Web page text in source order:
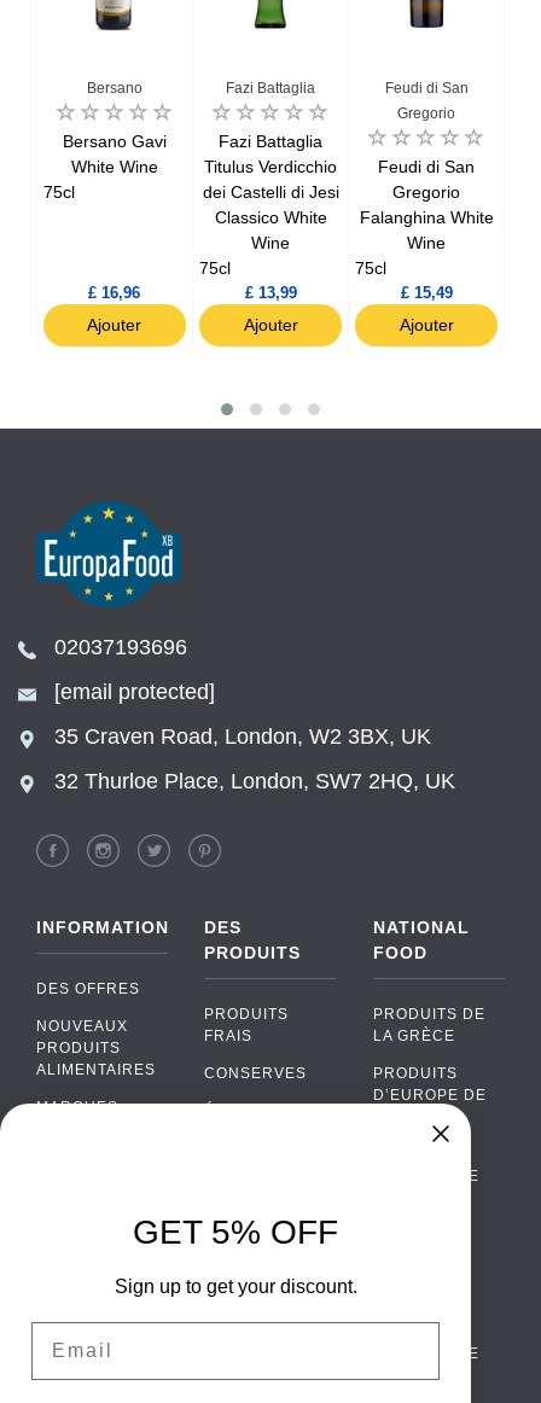
Bersano
Bersano Gavi
White Wine
75cl
£ 16,96
Ajouter
Fazi Battaglia
Fazi Battaglia
Titulus Verdicchio
dei Castelli di Jesi
Classico White
Wine
75cl
£ 13,99
Ajouter
Feudi di San
Gregorio
Feudi di San
Gregorio
Falanghina White
Wine
75cl
£ 15,49
Ajouter
02037193696
[email protected]
35 Craven Road, London, W2 3BX, UK
32 Thurloe Place, London, SW7 2HQ, UK
INFORMATION
DES OFFRES
NOUVEAUX
PRODUITS
ALIMENTAIRES
MARQUES
CONTACTEZ
TERMES ET
DES
PRODUITS
PRODUITS
FRAIS
CONSERVES
ALCOOL
ALIMENTAIRES
NATIONAL
FOOD
PRODUITS DE
LA GRÈCE
PRODUITS
D’EUROPE DE
PORTUGAISE
SCANDINAVE
WhatsApp
Facebook Messenger
GET 5% OFF
Sign up to get your discount.